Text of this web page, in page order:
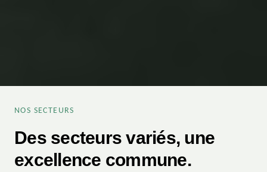
NOS SECTEURS
Des secteurs variés, une
excellence commune.